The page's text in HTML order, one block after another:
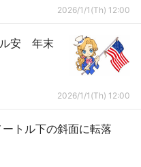
2026/1/1(Th) 12:00
ル安 年末
2026/1/1(Th) 12:00
ートル下の斜面に転落